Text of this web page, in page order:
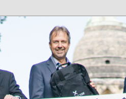
Bildungsnetzwerk des Kreises Lippe